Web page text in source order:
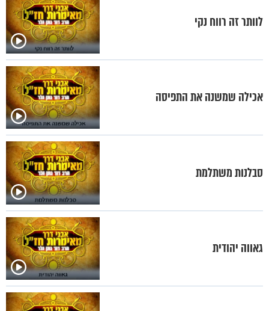
לוותר זה רווח נקי
אכילה שמשנה את התפיסה
סבלנות משתלמת
גאווה יהודית